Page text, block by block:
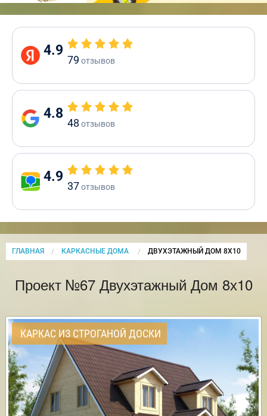
4.9
79 отзывов
4.8
48 отзывов
4.9
37отзывов
ГЛАВНАЯ КАРКАСНЫЕ ДОМА CURRENT:
ДВУХЭТАЖНЫЙ ДОМ 8Х10
Проект №67 Двухэтажный Дом 8х10
КАРКАС ИЗ СТРОГАНОЙ ДОСКИ